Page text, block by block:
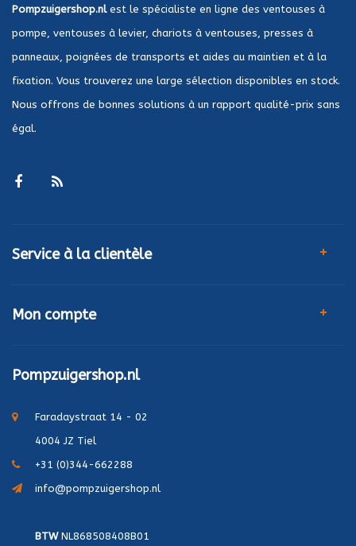
Pompzuigershop.nlest le spécialiste en ligne des ventouses à
pompe, ventouses à levier, chariots à ventouses, presses à
panneaux, poignées de transports et aides au maintien et à la
fixation. Vous trouverez une large sélection disponibles en stock.
Nous offrons de bonnes solutions à un rapport qualité-prix sans
égal.
Service à la clientèle
Mon compte
Pompzuigershop.nl
Faradaystraat 14 - 02
4004 JZ Tiel
+31 (0)344-662288
info@pompzuigershop.nl
BTWNL868508408B01